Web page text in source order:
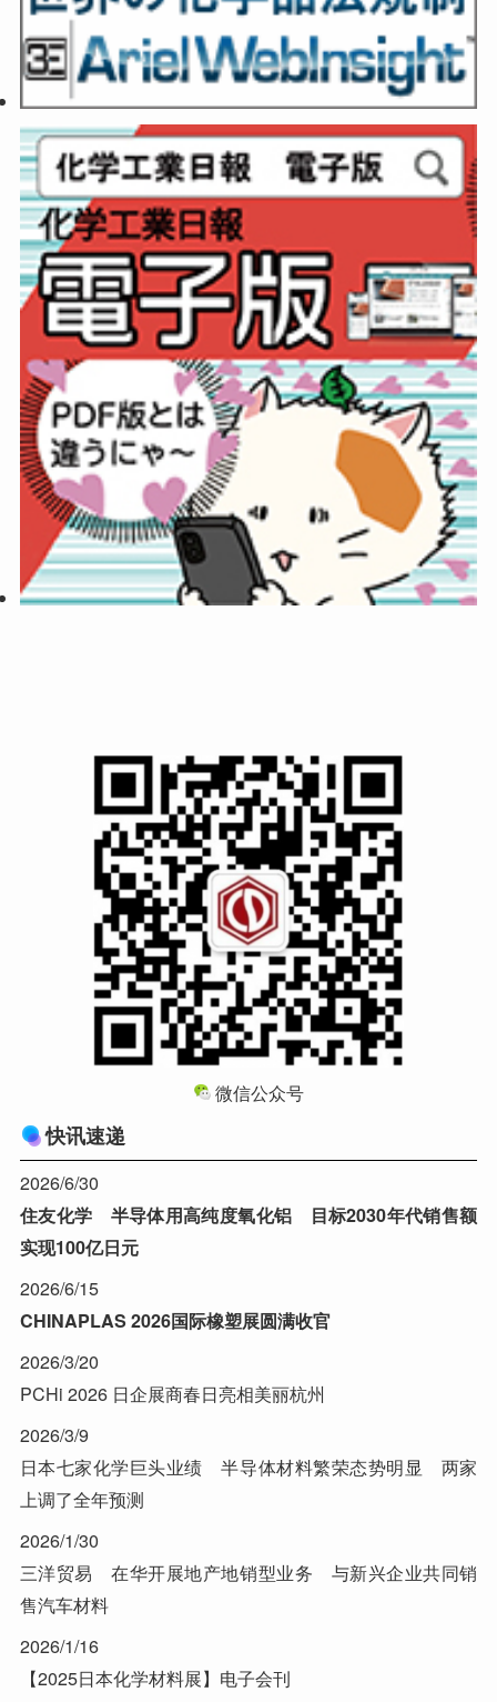
微信公众号
快讯速递
2026/6/30
住友化学 半导体用高纯度氧化铝 目标2030年代销售额
实现100亿日元
2026/6/15
CHINAPLAS 2026国际橡塑展圆满收官
2026/3/20
PCHi 2026 日企展商春日亮相美丽杭州
2026/3/9
日本七家化学巨头业绩 半导体材料繁荣态势明显 两家
上调了全年预测
2026/1/30
三洋贸易 在华开展地产地销型业务 与新兴企业共同销
售汽车材料
2026/1/16
【2025日本化学材料展】电子会刊